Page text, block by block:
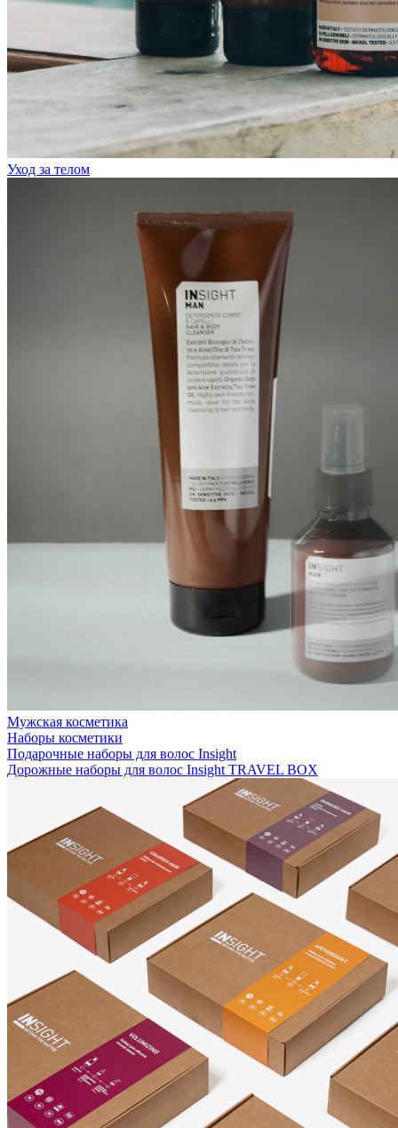
Уход за телом
Мужская косметика
Наборы косметики
Подарочные наборы для волос Insight
Дорожные наборы для волос Insight TRAVEL BOX